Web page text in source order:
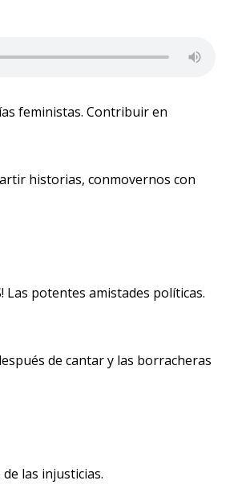
feministas. Contribuir en
historias, conmovernos con
Las potentes amistades políticas.
de cantar y las borracheras
las injusticias.